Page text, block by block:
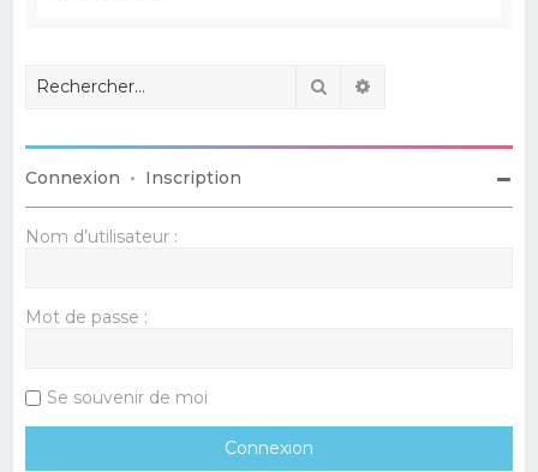
Rechercher
Connexion • Inscription
Nom d’utilisateur :
Mot de passe :
Se souvenir de moi